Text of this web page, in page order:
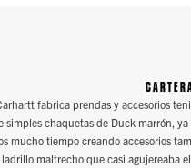
fabrica prendas y accesorios
simples chaquetas de Duck marrón,
mucho tiempo creando accesorios
maltrecho que casi agujereaba